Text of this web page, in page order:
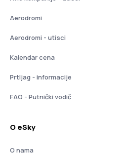
Aerodromi
Aerodromi - utisci
Kalendar cena
Prtljag - informacije
FAQ - Putnički vodič
O eSky
O nama